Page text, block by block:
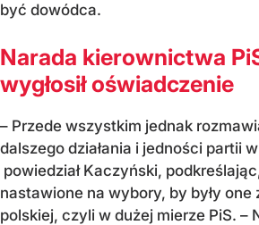
być dowódca.
Narada kierownictwa
wygłosił oświadczenie
– Przede wszystkim jednak
dalszego działania i jedności partii
powiedział Kaczyński,
nastawione na wybory, by były
polskiej, czyli w dużej mierze PiS. –